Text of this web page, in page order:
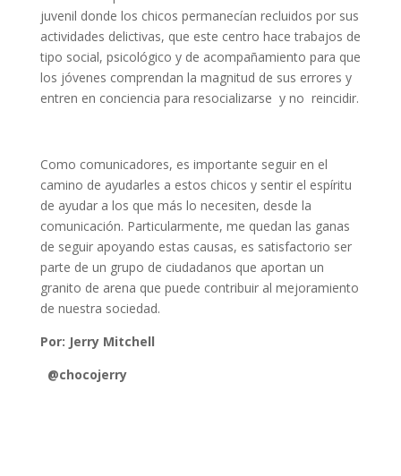
juvenil donde los chicos permanecían recluidos por sus
actividades delictivas, que este centro hace trabajos de
tipo social, psicológico y de acompañamiento para que
los jóvenes comprendan la magnitud de sus errores y
entren en conciencia para resocializarse y no reincidir.
Como comunicadores, es importante seguir en el
camino de ayudarles a estos chicos y sentir el espíritu
de ayudar a los que más lo necesiten, desde la
comunicación. Particularmente, me quedan las ganas
de seguir apoyando estas causas, es satisfactorio ser
parte de un grupo de ciudadanos que aportan un
granito de arena que puede contribuir al mejoramiento
de nuestra sociedad.
Por: Jerry Mitchell
@chocojerry